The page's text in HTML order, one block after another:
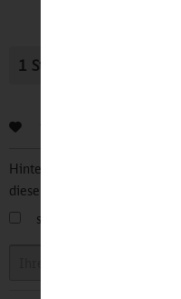
Hinterlegen Sie Ihre Email
diesen Artikel informiert.
sobald der Artikel wieder